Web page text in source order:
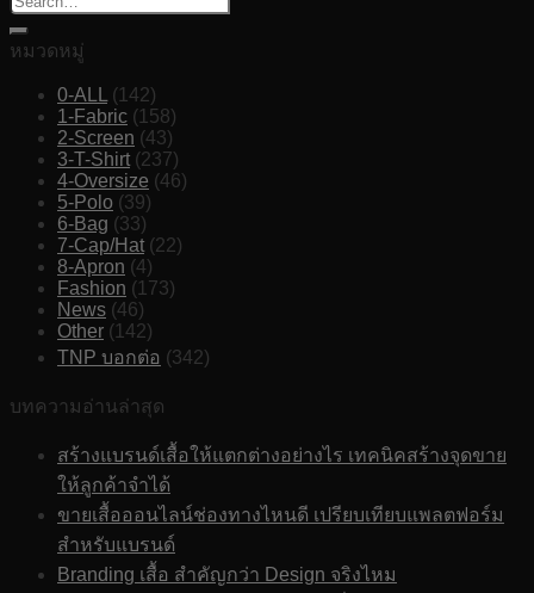
หมวดหมู่
0-ALL(142)
1-Fabric (158)
2-Screen (43)
3-T-Shirt(237)
4-Oversize (46)
5-Polo (39)
6-Bag (33)
7-Cap/Hat(22)
8-Apron (4)
Fashion (173)
News (46)
Other (142)
TNP บอกต่อ (342)
บทความอ่านล่าสุด
สร้างแบรนด์เสื้อให้แตกต่างอย่างไร เทคนิคสร้างจุดขาย
ให้ลูกค้าจำได้
ขายเสื้อออนไลน์ช่องทางไหนดี เปรียบเทียบแพลตฟอร์ม
สำหรับแบรนด์
Branding เสื้อ สำคัญกว่า Design จริงไหม